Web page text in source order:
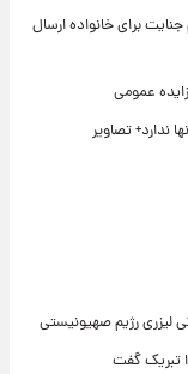
برای خانواده ارسال
عمومی
لیزری رژیم صهیونیستی
تبریک گفت